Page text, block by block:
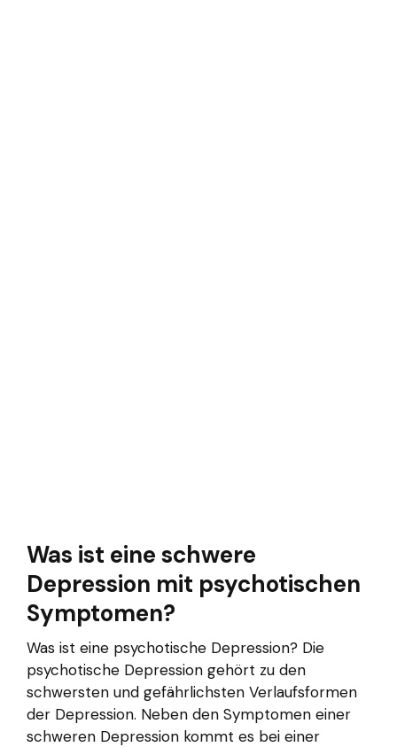
Was ist eine schwere
Depression mit psychotischen
Symptomen?
Was ist eine psychotische Depression? Die
psychotische Depression gehört zu den
schwersten und gefährlichsten Verlaufsformen
der Depression. Neben den Symptomen einer
schweren Depression kommt es bei einer